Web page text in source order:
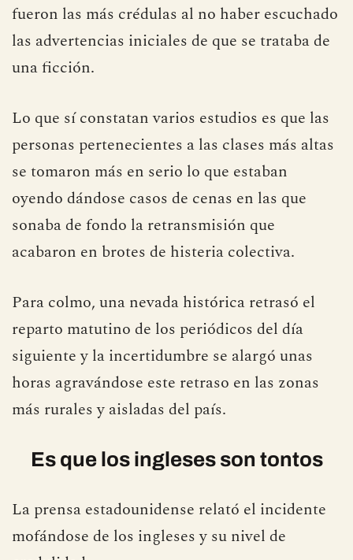
fueron las más crédulas al no haber escuchado
las advertencias iniciales de que se trataba de
una ficción.
Lo que sí constatan varios estudios es que las
personas pertenecientes a las clases más altas
se tomaron más en serio lo que estaban
oyendo dándose casos de cenas en las que
sonaba de fondo la retransmisión que
acabaron en brotes de histeria colectiva.
Para colmo, una nevada histórica retrasó el
reparto matutino de los periódicos del día
siguiente y la incertidumbre se alargó unas
horas agravándose este retraso en las zonas
más rurales y aisladas del país.
Es que los ingleses son tontos
La prensa estadounidense relató el incidente
mofándose de los ingleses y su nivel de